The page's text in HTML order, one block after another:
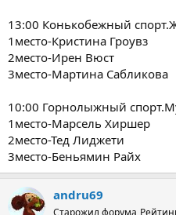
13:00 Конькобежный
1место-Кристина Гроувз
2место-Ирен Вюст
3место-Мартина Сабликова
10:00 Горнолыжный
1место-Марсель Хиршер
2место-Тед Лиджети
3место-Беньямин Райх
andru69
Старожил форума